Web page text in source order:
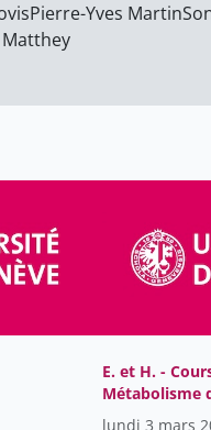
Pierre-Yves Martin
Matthey
E. et H. -
Métabolisme
lundi 3 mars